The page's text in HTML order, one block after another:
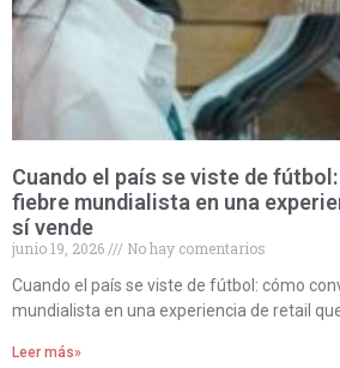
Cuando el país se viste de
fiebre mundialista en una
sí vende
junio 19, 2026
No hay comentarios
Cuando el país se viste de fútbol: cómo
mundialista en una experiencia de retail
Leer más»